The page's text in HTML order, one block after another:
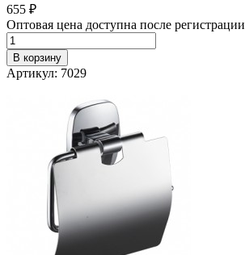
655 ₽
Оптовая цена доступна после регистрации
В корзину
Артикул: 7029